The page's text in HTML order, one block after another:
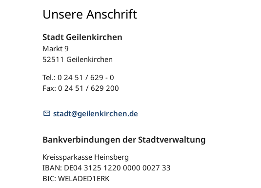
Unsere Anschrift
Stadt Geilenkirchen
Markt 9
52511 Geilenkirchen
Tel.: 0 24 51 / 629 - 0
Fax: 0 24 51 / 629 200
stadt@geilenkirchen.de
Bankverbindungen der Stadtverwaltung
Kreissparkasse Heinsberg
IBAN: DE04 3125 1220 0000 0027 33
BIC: WELADED1ERK